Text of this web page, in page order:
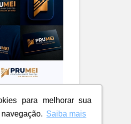
para melhorar sua
Saiba mais
Digital